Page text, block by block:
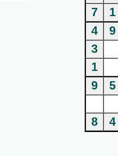
7
1
4
9
3
1
9
5
8 4